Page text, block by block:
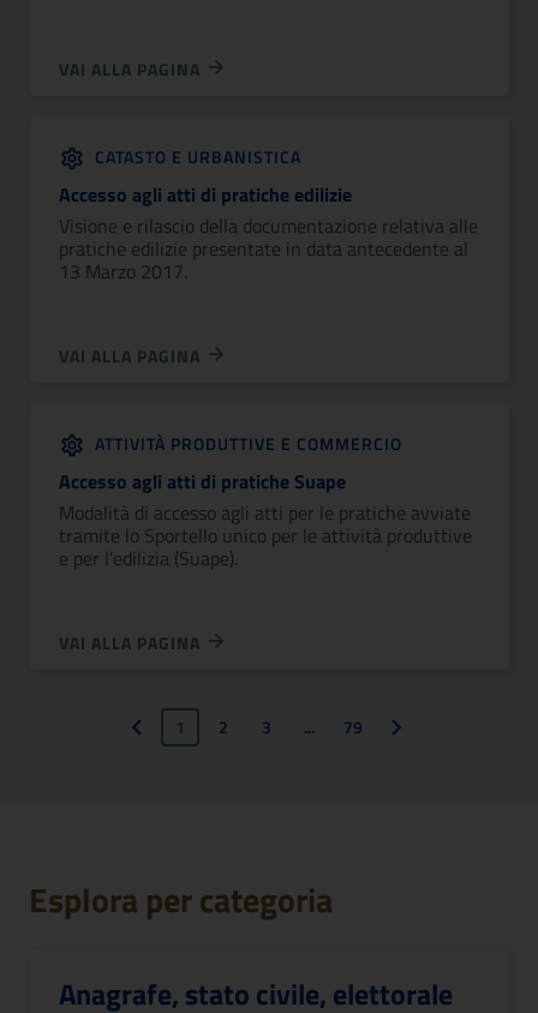
VAI ALLA PAGINA
CATASTO E URBANISTICA
Accesso agli atti di pratiche edilizie
Visione e rilascio della documentazione relativa alle
pratiche edilizie presentate in data antecedente al
13 Marzo 2017.
VAI ALLA PAGINA
ATTIVITÀ PRODUTTIVE E COMMERCIO
Accesso agli atti di pratiche Suape
Modalità di accesso agli atti per le pratiche avviate
tramite lo Sportello unico per le attività produttive
e per l'edilizia (Suape).
VAI ALLA PAGINA
Pagina precedente
1 2 3 ... 79 Pagina successiva
Esplora per categoria
Anagrafe, stato civile, elettorale